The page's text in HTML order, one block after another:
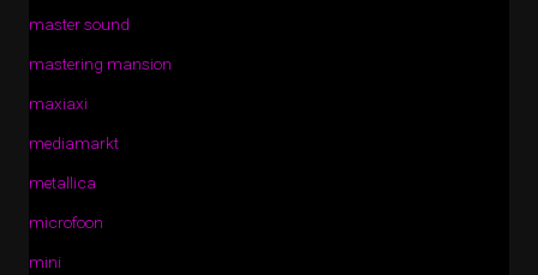
master sound
mastering mansion
maxiaxi
mediamarkt
metallica
microfoon
mini